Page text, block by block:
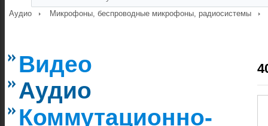
Аудио Микрофоны, беспроводные микрофоны, радиосистемы
Видео
Аудио
Коммутационно-